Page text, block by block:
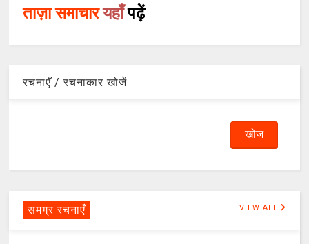
ताज़ा समाचारयहाँपढ़ें
रचनाएँ / रचनाकार खोजें
समग्र रचनाएँ VIEW ALL